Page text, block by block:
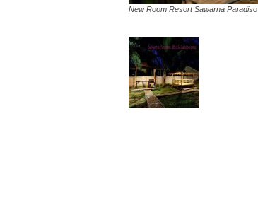
New Room Resort Sawarna Paradiso